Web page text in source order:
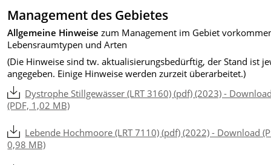
Management des Gebietes
Allgemeine Hinweise zum Management im Gebiet
Lebensraumtypen und Arten
(Die Hinweise sind tw. aktualisierungsbedürftig, der Stand ist
angegeben. Einige Hinweise werden zurzeit überarbeitet.)
Dystrophe Stillgewässer (LRT 3160) (pdf) (2023) -
(PDF, 1,02 MB)
Lebende Hochmoore (LRT 7110) (pdf) (2022) - Download
0,98 MB)